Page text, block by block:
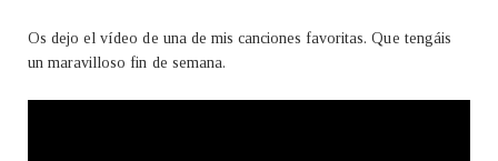
Os dejo el vídeo de una de mis canciones favoritas. Que tengáis
un maravilloso fin de semana.